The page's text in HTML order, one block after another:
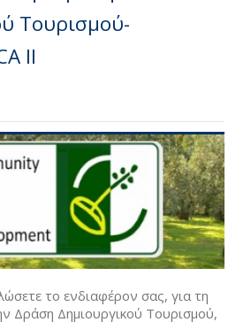
Τουρισμού-
II
το ενδιαφέρον σας, για τη
Δράση Δημιουργικού Τουρισμού,